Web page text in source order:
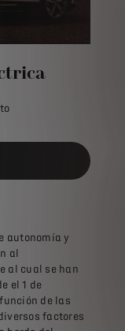
autonomía y
al
al cual se han
el 1 de
de las
factores